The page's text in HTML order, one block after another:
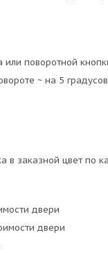
поворотной
~ на 5
в заказной цвет по
двери
двери